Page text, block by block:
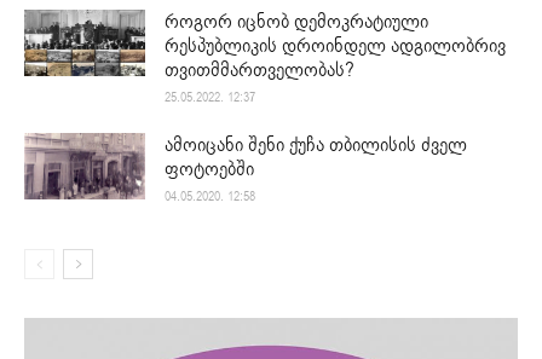
როგორ იცნობ დემოკრატიული
რესპუბლიკის დროინდელ ადგილობრივ
თვითმმართველობას?
25.05.2022. 12:37
ამოიცანი შენი ქუჩა თბილისის ძველ
ფოტოებში
04.05.2020. 12:58